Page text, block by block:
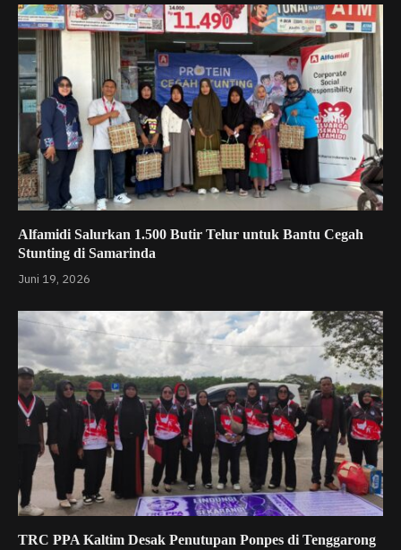
Alfamidi Salurkan 1.500 Butir Telur untuk Bantu Cegah
Stunting di Samarinda
Juni 19, 2026
TRC PPA Kaltim Desak Penutupan Ponpes di Tenggarong